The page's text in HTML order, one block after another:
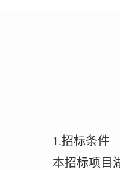
1.招标条件
本招标项目